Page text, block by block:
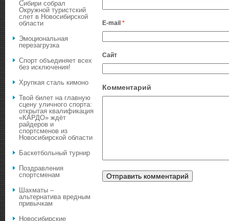
E-mail *
Сайт
Комментарий
Сибири собрал
Окружной туристский
слет в Новосибирской
области
Эмоциональная
перезагрузка
Спорт объединяет всех
без исключения!
Хрупкая сталь кимоно
Твой билет на главную
сцену уличного спорта:
открытая квалификация
«КАРДО» ждёт
райдеров и
спортсменов из
Новосибирской области
Баскетбольный турнир
Поздравления
спортсменам
Шахматы –
альтернатива вредным
привычкам
Новосибирские